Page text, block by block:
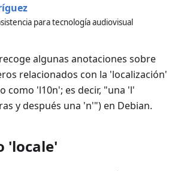
para tecnología audiovisual
algunas anotaciones sobre
relacionados con la 'localización'
como 'l10n'; es decir, "una 'l'
y después una 'n'") en Debian.
'locale'